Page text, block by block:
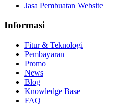
Jasa Pembuatan Website
Informasi
Fitur & Teknologi
Pembayaran
Promo
News
Blog
Knowledge Base
FAQ